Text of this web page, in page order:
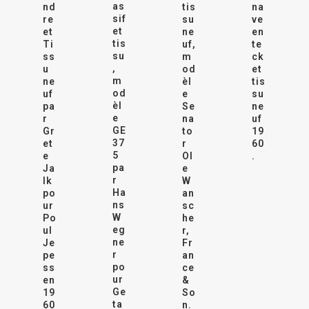
nd
re
et
Ti
ss
u
ne
uf
pa
r
Gr
et
e
Ja
lk
po
ur
Po
ul
Je
pe
ss
en
19
60
as
sif
et
tis
su
,
m
od
èl
e
GE
37
5
pa
r
Ha
ns
W
eg
ne
r
po
ur
Ge
ta
tis
su
ne
uf,
m
od
èl
e
Se
na
to
r
Ol
e
W
an
sc
he
r,
Fr
an
ce
&
So
n.
na
ve
en
te
ck
et
tis
su
ne
uf
19
60
.